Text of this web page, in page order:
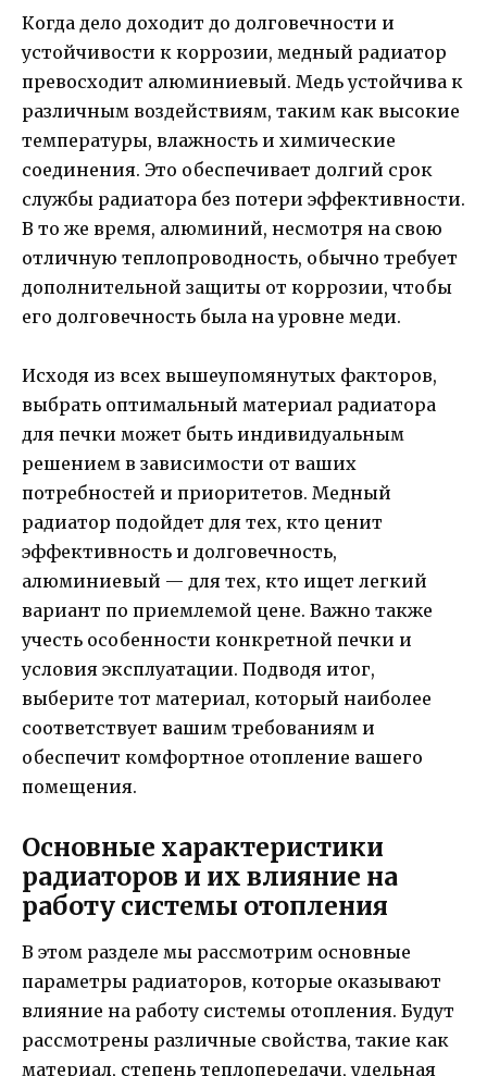
Когда дело доходит до долговечности и
устойчивости к коррозии, медный радиатор
превосходит алюминиевый. Медь устойчива к
различным воздействиям, таким как высокие
температуры, влажность и химические
соединения. Это обеспечивает долгий срок
службы радиатора без потери эффективности.
В то же время, алюминий, несмотря на свою
отличную теплопроводность, обычно требует
дополнительной защиты от коррозии, чтобы
его долговечность была на уровне меди.
Исходя из всех вышеупомянутых факторов,
выбрать оптимальный материал радиатора
для печки может быть индивидуальным
решением в зависимости от ваших
потребностей и приоритетов. Медный
радиатор подойдет для тех, кто ценит
эффективность и долговечность,
алюминиевый — для тех, кто ищет легкий
вариант по приемлемой цене. Важно также
учесть особенности конкретной печки и
условия эксплуатации. Подводя итог,
выберите тот материал, который наиболее
соответствует вашим требованиям и
обеспечит комфортное отопление вашего
помещения.
Основные характеристики
радиаторов и их влияние на
работу системы отопления
В этом разделе мы рассмотрим основные
параметры радиаторов, которые оказывают
влияние на работу системы отопления. Будут
рассмотрены различные свойства, такие как
материал, степень теплопередачи, удельная